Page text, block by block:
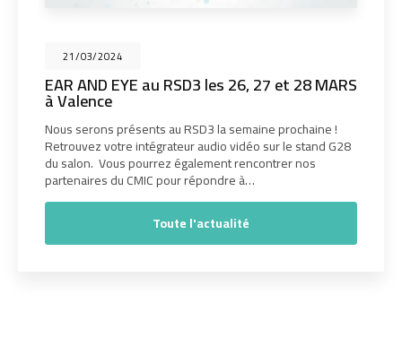
21/03/2024
EAR AND EYE au RSD3 les 26, 27 et 28 MARS
à Valence
Nous serons présents au RSD3 la semaine prochaine !
Retrouvez votre intégrateur audio vidéo sur le stand G28
du salon. Vous pourrez également rencontrer nos
partenaires du CMIC pour répondre à…
Toute l'actualité